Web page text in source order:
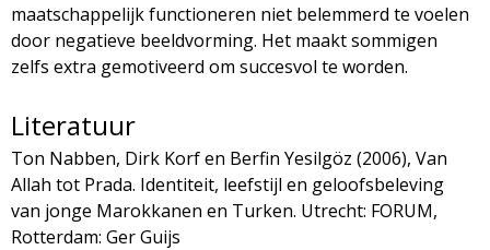
maatschappelijk functioneren niet belemmerd te voelen
door negatieve beeldvorming. Het maakt sommigen
zelfs extra gemotiveerd om succesvol te worden.
Literatuur
Ton Nabben, Dirk Korf en Berfin Yesilgöz (2006), Van
Allah tot Prada. Identiteit, leefstijl en geloofsbeleving
van jonge Marokkanen en Turken. Utrecht: FORUM,
Rotterdam: Ger Guijs